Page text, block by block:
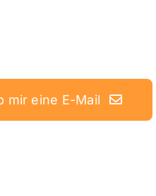
mir eine E-Mail